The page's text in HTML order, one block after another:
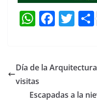
W
s
A
p
F
e
o
T
er
Día de la
visitas
Escapadas a la